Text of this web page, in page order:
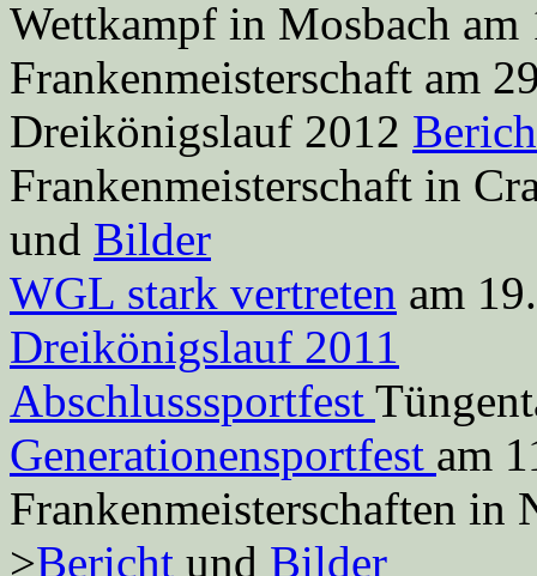
Wettkampf in Mosbach
Frankenmeisterschaft am
Dreikönigslauf 2012
Frankenmeisterschaft in
und Bilder
WGL stark vertreten am
Dreikönigslauf 2011
Abschlusssportfest
Generationensportfest am
Frankenmeisterschaften in
>Bericht und Bilder